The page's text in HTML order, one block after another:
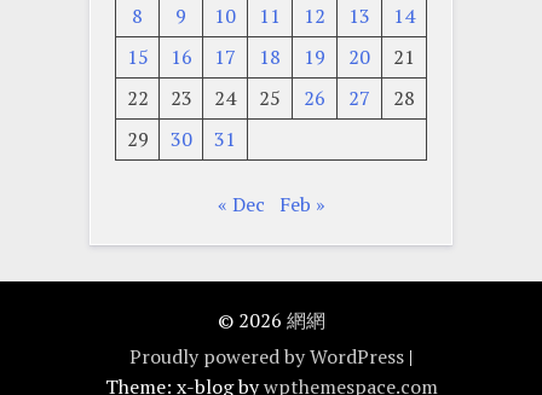
8
9 10 11 12 13
14
15
16 17 18 19 20
21
22
23 24 25 26 27
28
29
30 31
« Dec Feb »
© 2026 網網
Proudly powered by WordPress |
Theme: x-blog bywpthemespace.com